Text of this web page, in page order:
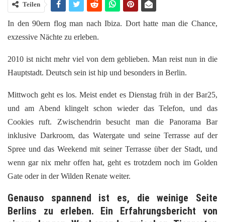
Teilen
In den 90ern flog man nach Ibiza. Dort hatte man die Chance,
exzessive Nächte zu erleben.
2010 ist nicht mehr viel von dem geblieben. Man reist nun in die
Hauptstadt. Deutsch sein ist hip und besonders in Berlin.
Mittwoch geht es los. Meist endet es Dienstag früh in der Bar25,
und am Abend klingelt schon wieder das Telefon, und das
Cookies ruft. Zwischendrin besucht man die Panorama Bar
inklusive Darkroom, das Watergate und seine Terrasse auf der
Spree und das Weekend mit seiner Terrasse über der Stadt, und
wenn gar nix mehr offen hat, geht es trotzdem noch im Golden
Gate oder in der Wilden Renate weiter.
Genauso spannend ist es, die weinige Seite
Berlins zu erleben. Ein Erfahrungsbericht von